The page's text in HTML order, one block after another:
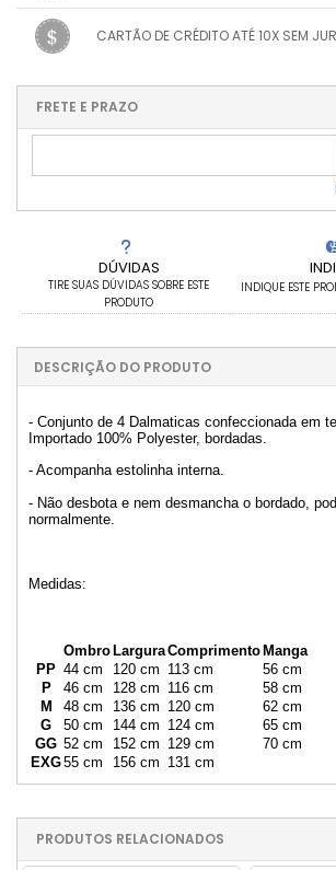
DÚVIDAS
TIRE SUAS DÚVIDAS SOBRE ESTE
PRODUTO
INDIQUE ESTE
.
CARTÃO DE CRÉDITO ATÉ 10X SEM
...
FRETE E PRAZO
DESCRIÇÃO DO PRODUTO
- Conjunto de 4 Dalmaticas confeccionada em
Importado 100% Polyester, bordadas.
- Acompanha estolinha interna.
- Não desbota e nem desmancha o bordado,
normalmente.
Medidas:
Ombro LarguraComprimento Manga
PP 44 cm 120 cm 113 cm
56 cm
P
46 cm 128 cm 116 cm
58 cm
M
48 cm 136 cm 120 cm
62 cm
G
50 cm 144 cm 124 cm
65 cm
GG 52 cm 152 cm 129 cm
70 cm
EXG55 cm 156 cm 131 cm
PRODUTOS RELACIONADOS